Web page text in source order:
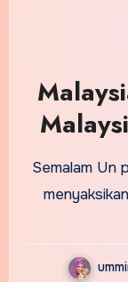
Semalam Un